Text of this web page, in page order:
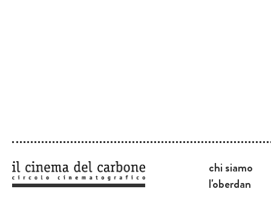
chi siamo
l'oberdan